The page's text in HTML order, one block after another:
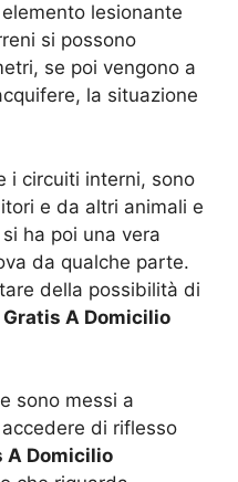
lesionante
si possono
se poi vengono a
la situazione
i circuiti interni, sono
e da altri animali e
ha poi una vera
da qualche parte.
della possibilità di
A Domicilio
sono messi a
di riflesso
A Domicilio